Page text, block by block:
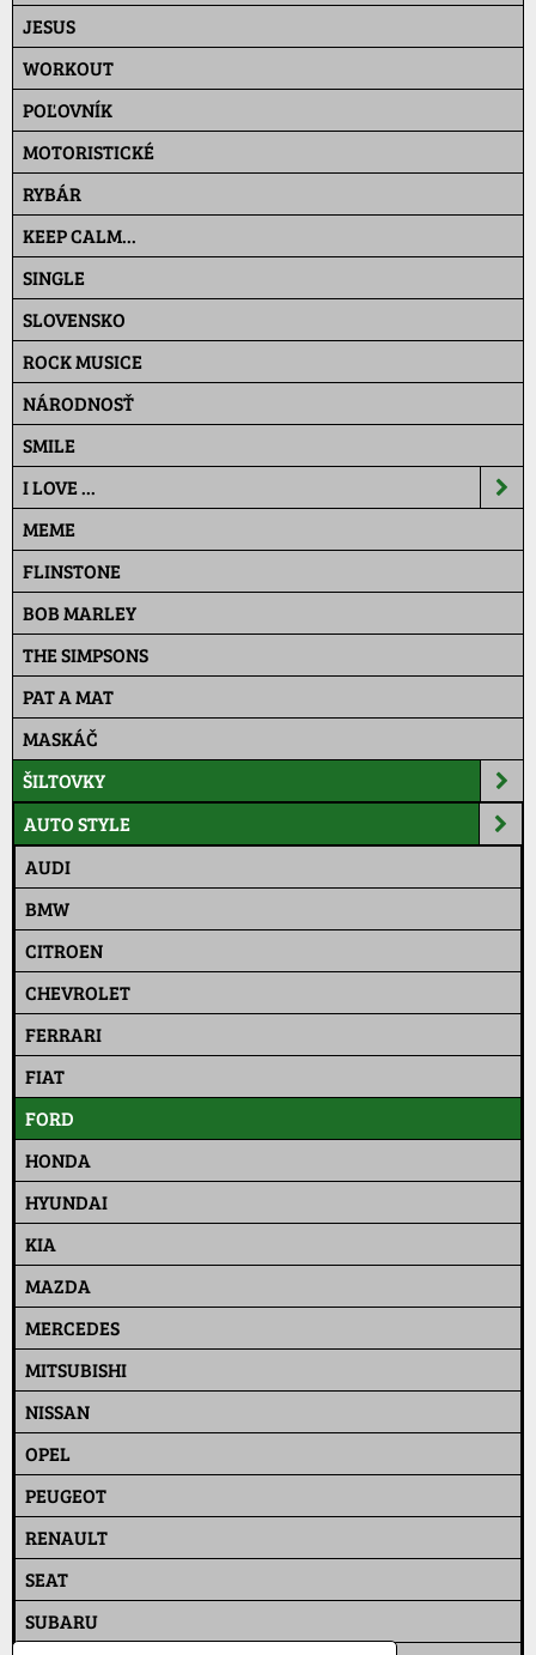
JESUS
WORKOUT
POĽOVNÍK
MOTORISTICKÉ
RYBÁR
KEEP CALM...
SINGLE
SLOVENSKO
ROCK MUSICE
NÁRODNOSŤ
SMILE
I LOVE ...
MEME
FLINSTONE
BOB MARLEY
THE SIMPSONS
PAT A MAT
MASKÁČ
ŠILTOVKY
AUTO STYLE
AUDI
BMW
CITROEN
CHEVROLET
FERRARI
FIAT
FORD
HONDA
HYUNDAI
KIA
MAZDA
MERCEDES
MITSUBISHI
NISSAN
OPEL
PEUGEOT
RENAULT
SEAT
SUBARU